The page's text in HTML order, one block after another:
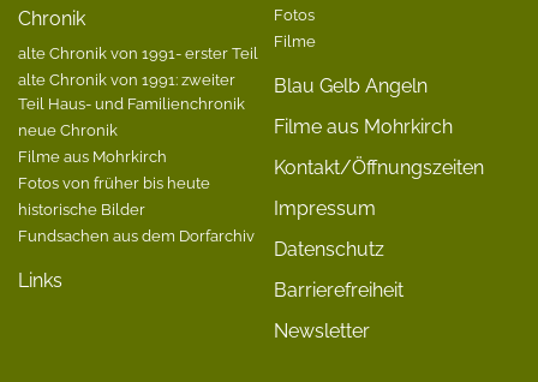
Chronik
alte Chronik von 1991- erster Teil
alte Chronik von 1991: zweiter
Teil Haus- und Familienchronik
neue Chronik
Filme aus Mohrkirch
Fotos von früher bis heute
historische Bilder
Fundsachen aus dem Dorfarchiv
Links
Fotos
Filme
Blau Gelb Angeln
Filme aus Mohrkirch
Kontakt/Öffnungszeiten
Impressum
Datenschutz
Barrierefreiheit
Newsletter